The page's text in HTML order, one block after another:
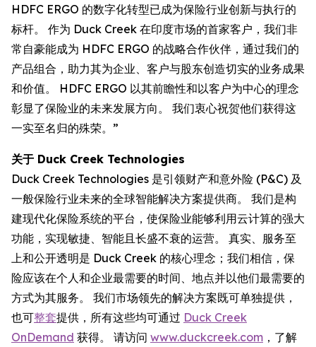
HDFC ERGO 的数字化转型已成为保险行业创新与执行的
标杆。 作为 Duck Creek 在印度市场的首家客户，我们非
常自豪能成为 HDFC ERGO 的战略合作伙伴，通过我们的
产品组合，助力其为企业、客户与股东创造切实的业务成果
和价值。 HDFC ERGO 以其前瞻性和以客户为中心的理念
彰显了保险业的未来发展方向。 我们衷心祝贺他们获得这
一实至名归的殊荣。”
关于 Duck Creek Technologies
Duck Creek Technologies 是引领财产和意外险 (P&C) 及
一般保险行业未来的全球智能解决方案提供商。 我们是构
建现代化保险系统的平台，使保险业能够利用云计算的强大
功能，实现敏捷、智能且长盛不衰的运营。 真实、服务至
上和公开透明是 Duck Creek 的核心理念；我们相信，保
险应该在个人和企业最需要的时间、地点并以他们最需要的
方式为其服务。 我们市场领先的解决方案既可单独提供，
也可整套提供，所有这些均可通过 Duck Creek
OnDemand 获得。 请访问 www.duckcreek.com ，了解